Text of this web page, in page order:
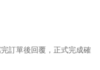
訂單後回覆，正式完成確